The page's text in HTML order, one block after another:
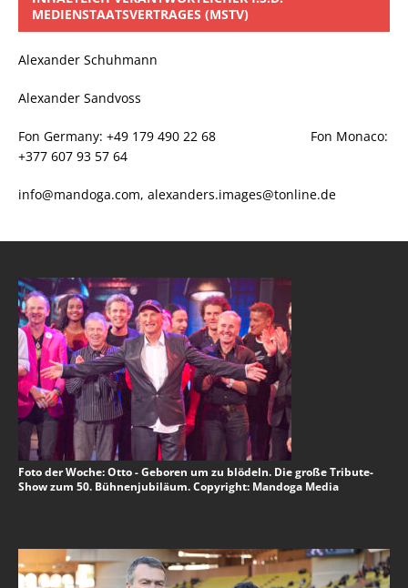
MEDIENSTAATSVERTRAGES (MSTV)
Alexander Schuhmann
Alexander Sandvoss
Fon Germany: +49 179 490 22 68 Fon Monaco:
+377 607 93 57 64
info@mandoga.com, alexanders.images@tonline.de
Foto der Woche: Otto - Geboren um zu blödeln. Die große Tribute-
Show zum 50. Bühnenjubiläum. Copyright: Mandoga Media